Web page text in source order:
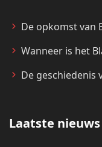
De opkomst van
Wanneer is het
De geschiedenis
Laatste nieuws